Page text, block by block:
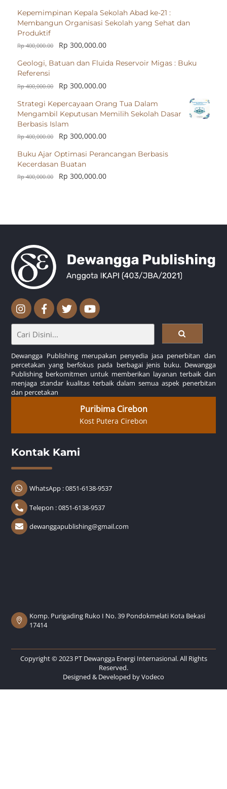
Kepemimpinan Kepala Sekolah Abad ke-21 :
Membangun Organisasi Sekolah yang Sehat dan
Produktif
Rp400,000.00 Rp 300,000.00
Geologi, Batuan dan Fluida Reservoir Migas : Buku
Referensi
Rp400,000.00 Rp 300,000.00
Strategi Kepercayaan Orang Tua Dalam
Mengambil Keputusan Memilih Sekolah Dasar
Berbasis Islam
Rp400,000.00 Rp 300,000.00
Buku Ajar Optimasi Perancangan Berbasis
Kecerdasan Buatan
Rp400,000.00 Rp 300,000.00
Dewangga Publishing merupakan penyedia jasa penerbitan dan
percetakan yang berfokus pada berbagai jenis buku. Dewangga
Publishing berkomitmen untuk memberikan layanan terbaik dan
menjaga standar kualitas terbaik dalam semua aspek penerbitan
dan percetakan
Puribima Cirebon
Kost Putera Cirebon
Kontak Kami
WhatsApp : 0851-6138-9537
Telepon : 0851-6138-9537
dewanggapublishing@gmail.com
Komp. Purigading Ruko I No. 39 Pondokmelati Kota Bekasi
17414
Copyright © 2023 PT Dewangga Energi Internasional. All Rights
Reserved.
Designed & Developed byVodeco